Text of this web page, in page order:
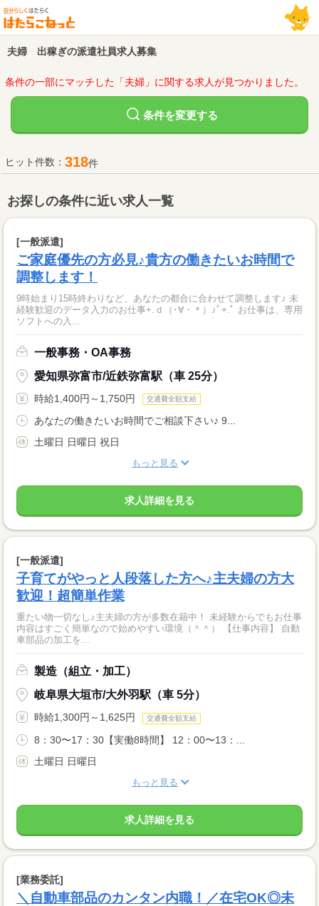
夫婦 出稼ぎの派遣社員求人募集
条件の一部にマッチした「夫婦」に関する求人が見つかりました。
条件を変更する
ヒット件数： 318件
お探しの条件に近い求人一覧
[一般派遣]
ご家庭優先の方必見♪貴方の働きたいお時間で
調整します！
9時始まり15時終わりなど、あなたの都合に合わせて調整します♪ 未
経験歓迎のデータ入力のお仕事+.ｄ（･∀・＊）♪ﾟ+.ﾟ お仕事は、専用
ソフトへの入...
一般事務・OA事務
愛知県弥富市/近鉄弥富駅（車 25分）
時給1,400円～1,750円 交通費全額支給
あなたの働きたいお時間でご相談下さい♪ 9...
土曜日 日曜日 祝日
もっと見る
求人詳細を見る
[一般派遣]
子育てがやっと人段落した方へ♪主夫婦の方大
歓迎！超簡単作業
重たい物一切なし♪主夫婦の方が多数在籍中！ 未経験からでもお仕事
内容はすごく簡単なので始めやすい環境（＾＾） 【仕事内容】 自動
車部品の加工を...
製造（組立・加工）
岐阜県大垣市/大外羽駅（車 5分）
時給1,300円～1,625円 交通費全額支給
8：30〜17：30【実働8時間】 12：00〜13：...
土曜日 日曜日
もっと見る
求人詳細を見る
[業務委託]
＼自動車部品のカンタン内職！／在宅OK◎未